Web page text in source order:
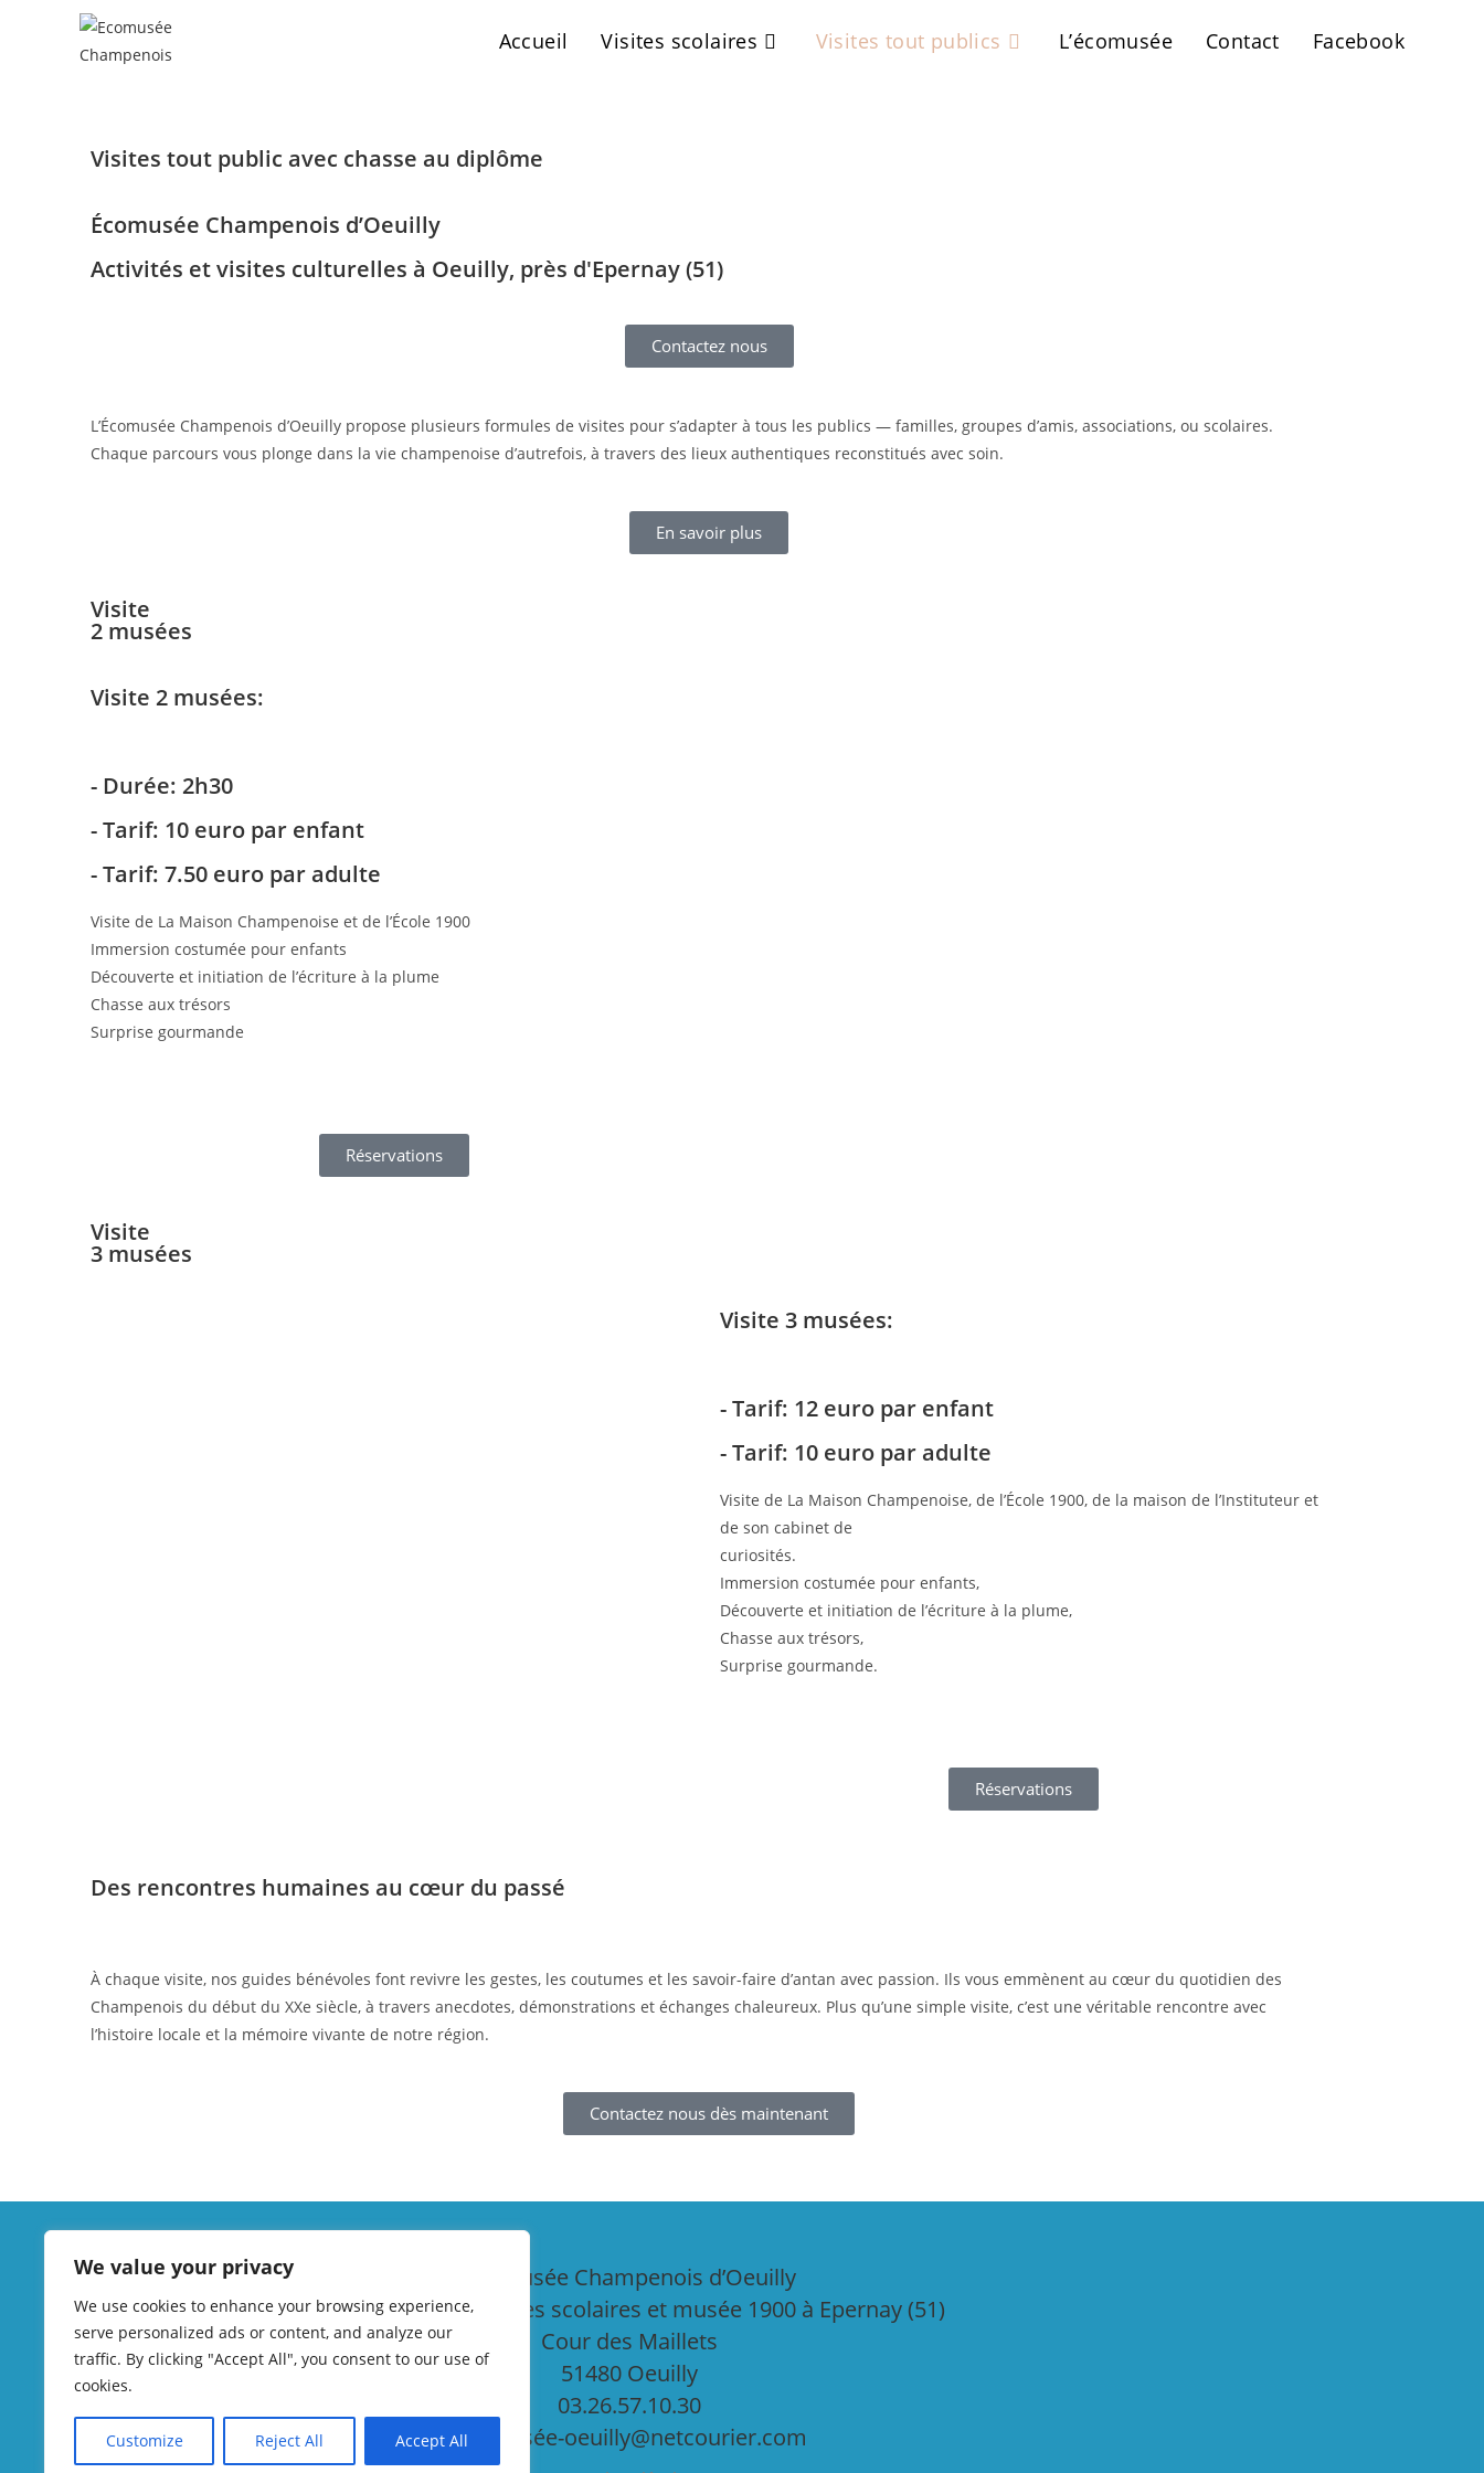
We value your privacy
We use cookies to enhance your browsing experience,
serve personalized ads or content, and analyze our
traffic. By clicking "Accept All", you consent to our use of
cookies.
Customize Reject All Accept All
Accueil Visites scolaires Visites tout publics L’écomusée Contact Facebook
Visites tout public avec chasse au diplôme
Écomusée Champenois d’Oeuilly
Activités et visites culturelles à Oeuilly, près d'Epernay (51)
Contactez nous
L’Écomusée Champenois d’Oeuilly propose plusieurs formules de visites pour s’adapter à tous les publics — familles, groupes d’amis, associations, ou scolaires.
Chaque parcours vous plonge dans la vie champenoise d’autrefois, à travers des lieux authentiques reconstitués avec soin.
En savoir plus
Visite
2 musées
Visite 2 musées:
- Durée: 2h30
- Tarif: 10 euro par enfant
- Tarif: 7.50 euro par adulte
Visite de La Maison Champenoise et de l’École 1900
Immersion costumée pour enfants
Découverte et initiation de l’écriture à la plume
Chasse aux trésors
Surprise gourmande
Réservations
Visite
3 musées
Visite 3 musées:
- Tarif: 12 euro par enfant
- Tarif: 10 euro par adulte
Visite de La Maison Champenoise, de l’École 1900, de la maison de l’Instituteur et
de son cabinet de
curiosités.
Immersion costumée pour enfants,
Découverte et initiation de l’écriture à la plume,
Chasse aux trésors,
Surprise gourmande.
Réservations
Des rencontres humaines au cœur du passé
À chaque visite, nos guides bénévoles font revivre les gestes, les coutumes et les savoir-faire d’antan avec passion. Ils vous emmènent au cœur du quotidien des
Champenois du début du XXe siècle, à travers anecdotes, démonstrations et échanges chaleureux. Plus qu’une simple visite, c’est une véritable rencontre avec
l’histoire locale et la mémoire vivante de notre région.
Contactez nous dès maintenant
Écomusée Champenois d’Oeuilly
Visites guidées, sorties scolaires et musée 1900 à Epernay (51)
Cour des Maillets
51480 Oeuilly
03.26.57.10.30
ecomusée-oeuilly@netcourier.com